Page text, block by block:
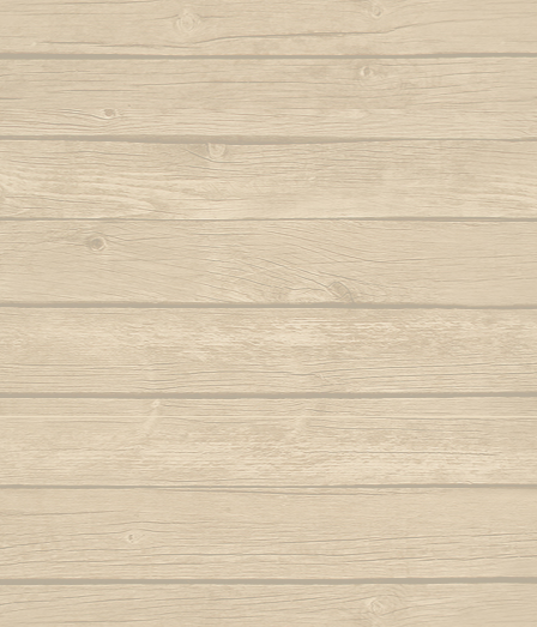
Berimbau chamou você
Autor : Instrutor Morcego (Capoeira
Luanda)
Berimbau de Bimba
Autor : Mestre Elias
Berimbau falou
Autor : Graduado Voador (Capoeira Nagô)
Berimbau mandou se benzer
Autor : Boa Voz (Abada)
Berimbau tocou
Cade meu espinho de laranjeira
Autor : Profesor Pretinho (Abada)
Camafeu (Samba no mar)
Capineiro de ioiô
Capoeira a mais bela é você
Autor : Mestre Torneiro Cantando
Capoeira da Africa
Oi sim sim
Ola ola
Autor :
Autor :
Autor : Mestre
Pra jogar
Música: